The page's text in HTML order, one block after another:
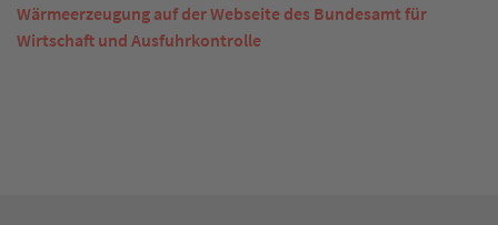
Wärmeerzeugung auf der Webseite des Bundesamt für
Wirtschaft und Ausfuhrkontrolle